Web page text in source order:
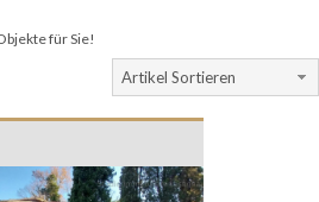
für Sie!
Artikel Sortieren